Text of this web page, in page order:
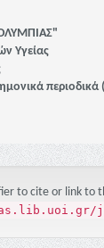
Υγείας
περιοδικά (
to cite or link to